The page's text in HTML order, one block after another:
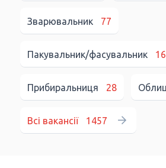
Зварювальник 77
Пакувальник/фасувальник
Прибиральниця 28
Всі вакансії 1457